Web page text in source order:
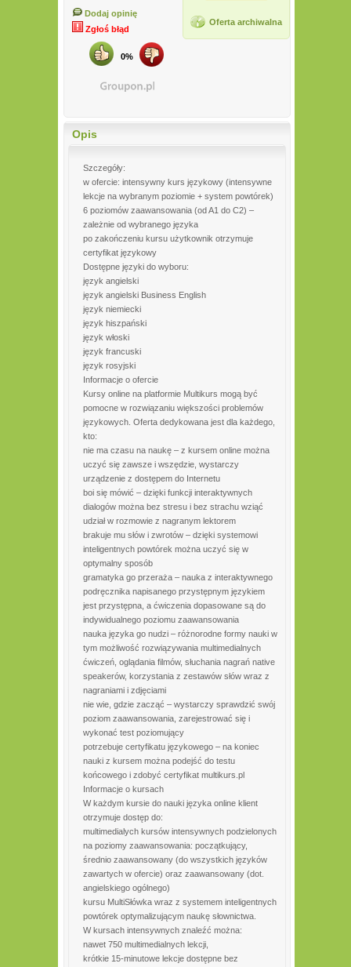
Dodaj opinię
Zgłoś błąd
0%
Oferta archiwalna
Opis
Szczegóły:
w ofercie: intensywny kurs językowy (intensywne
lekcje na wybranym poziomie + system powtórek)
6 poziomów zaawansowania (od A1 do C2) –
zależnie od wybranego języka
po zakończeniu kursu użytkownik otrzymuje
certyfikat językowy
Dostępne języki do wyboru:
język angielski
język angielski Business English
język niemiecki
język hiszpański
język włoski
język francuski
język rosyjski
Informacje o ofercie
Kursy online na platformie Multikurs mogą być
pomocne w rozwiązaniu większości problemów
językowych. Oferta dedykowana jest dla każdego,
kto:
nie ma czasu na naukę – z kursem online można
uczyć się zawsze i wszędzie, wystarczy
urządzenie z dostępem do Internetu
boi się mówić – dzięki funkcji interaktywnych
dialogów można bez stresu i bez strachu wziąć
udział w rozmowie z nagranym lektorem
brakuje mu słów i zwrotów – dzięki systemowi
inteligentnych powtórek można uczyć się w
optymalny sposób
gramatyka go przeraża – nauka z interaktywnego
podręcznika napisanego przystępnym językiem
jest przystępna, a ćwiczenia dopasowane są do
indywidualnego poziomu zaawansowania
nauka języka go nudzi – różnorodne formy nauki w
tym możliwość rozwiązywania multimedialnych
ćwiczeń, oglądania filmów, słuchania nagrań native
speakerów, korzystania z zestawów słów wraz z
nagraniami i zdjęciami
nie wie, gdzie zacząć – wystarczy sprawdzić swój
poziom zaawansowania, zarejestrować się i
wykonać test poziomujący
potrzebuje certyfikatu językowego – na koniec
nauki z kursem można podejść do testu
końcowego i zdobyć certyfikat multikurs.pl
Informacje o kursach
W każdym kursie do nauki języka online klient
otrzymuje dostęp do:
multimedialych kursów intensywnych podzielonych
na poziomy zaawansowania: początkujący,
średnio zaawansowany (do wszystkich języków
zawartych w ofercie) oraz zaawansowany (dot.
angielskiego ogólnego)
kursu MultiSłówka wraz z systemem inteligentnych
powtórek optymalizującym naukę słownictwa.
W kursach intensywnych znaleźć można:
nawet 750 multimedialnych lekcji,
krótkie 15-minutowe lekcje dostępne bez